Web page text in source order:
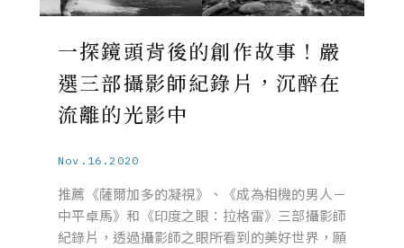
一探鏡頭背後的創作故事！嚴
選三部攝影師紀錄片，沉醉在
流離的光影中
Nov.16.2020
推薦《薩爾加多的凝視》、《成為相機的男人－
中平卓馬》和《印度之眼：拉格雷》三部攝影師
紀錄片，透過攝影師之眼所看到的美好世界，願